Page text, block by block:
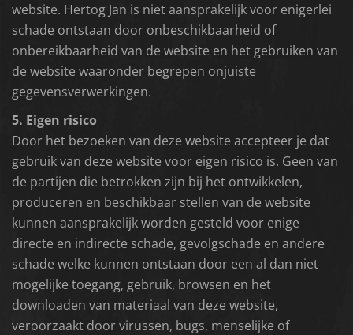
website. Hertog Jan is niet aansprakelijk voor enigerlei
schade ontstaan door onbeschikbaarheid of
onbereikbaarheid van de website en het gebruiken van
de website waaronder begrepen onjuiste
gegevensverwerkingen.
5. Eigen risico
Door het bezoeken van deze website accepteer je dat
gebruik van deze website voor eigen risico is. Geen van
de partijen die betrokken zijn bij het ontwikkelen,
produceren en beschikbaar stellen van de website
kunnen aansprakelijk worden gesteld voor enige
directe en indirecte schade, gevolgschade en andere
schade welke kunnen ontstaan door een al dan niet
mogelijke toegang, gebruik, browsen en het
downloaden van materiaal van deze website,
veroorzaakt door virussen, bugs, menselijke of